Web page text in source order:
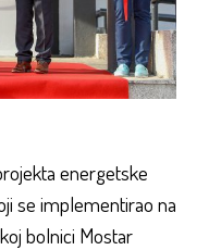
energetske
se implementirao na
bolnici Mostar